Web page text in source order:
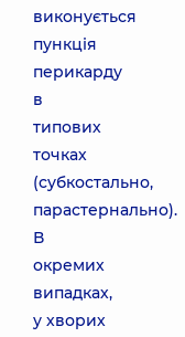
виконується
пункція
перикарду
в
типових
точках
(субкостально,
парастернально).
В
окремих
випадках,
у хворих